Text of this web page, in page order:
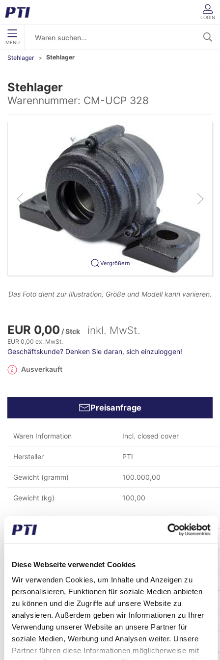
Diese Webseite verwendet Cookies
Wir verwenden Cookies, um Inhalte und Anzeigen zu
personalisieren, Funktionen für soziale Medien anbieten
zu können und die Zugriffe auf unsere Website zu
analysieren. Außerdem geben wir Informationen zu Ihrer
Verwendung unserer Website an unsere Partner für
soziale Medien, Werbung und Analysen weiter. Unsere
Partner führen diese Informationen möglicherweise mit
LOGIN
MENU
Stehlager Stehlager
Stehlager
Warennummer: CM-UCP 328
Vergrößern
Das Foto dient zur Illustration, Größe und Modell kann variieren.
EUR 0,00 / Stck inkl. MwSt.
EUR 0,00 ex. MwSt.
Geschäftskunde? Denken Sie daran, sich einzuloggen!
Ausverkauft
Preisanfrage
Waren Information Incl. closed cover
Hersteller PTI
Gewicht (gramm) 100.000,00
Gewicht (kg) 100,00
Alternative Warennummer CM-UCP328
Innen Durchmesser (mm) 140
Material Gusseisen
Temperatur °C
Montage Lochabstand (mm) 500